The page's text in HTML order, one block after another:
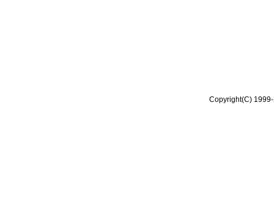
Copyright(C)